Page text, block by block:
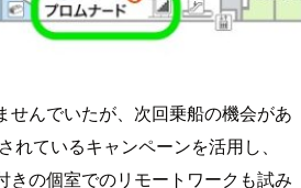
せんでいたが、次回乗船の機会があ
れているキャンペーンを活用し、
きの個室でのリモートワークも試み